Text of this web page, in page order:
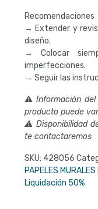
Recomendaciones
→ Extender y
diseño.
→ Colocar
imperfecciones.
→ Seguir las
⚠ Información
producto puede
⚠ Disponibilidad
te contactaremos
SKU: 428056
PAPELES
Liquidación 50%